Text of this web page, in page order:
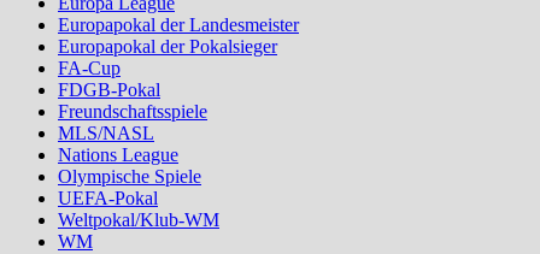
Europapokal der Landesmeister
Europapokal der Pokalsieger
FA-Cup
FDGB-Pokal
Freundschaftsspiele
MLS/NASL
Nations League
Olympische Spiele
UEFA-Pokal
Weltpokal/Klub-WM
WM